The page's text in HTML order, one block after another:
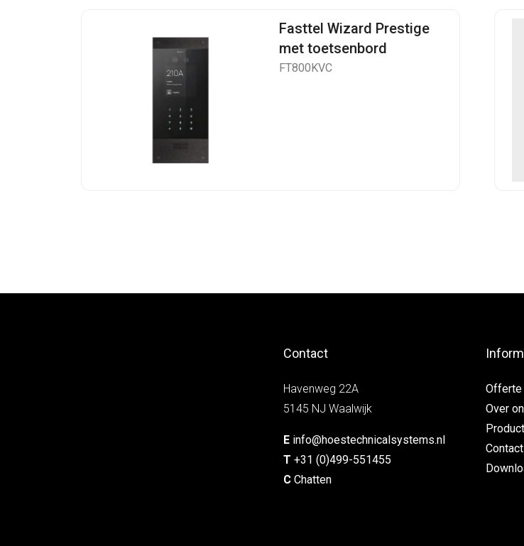
Fasttel Wizard Prestige
met toetsenbord
FT800KVC
Contact
Havenweg 22A
5145 NJ Waalwijk
E info@hoestechnicalsystems.nl
T +31 (0)499-551455
C Chatten
Offerte
Over
Contact